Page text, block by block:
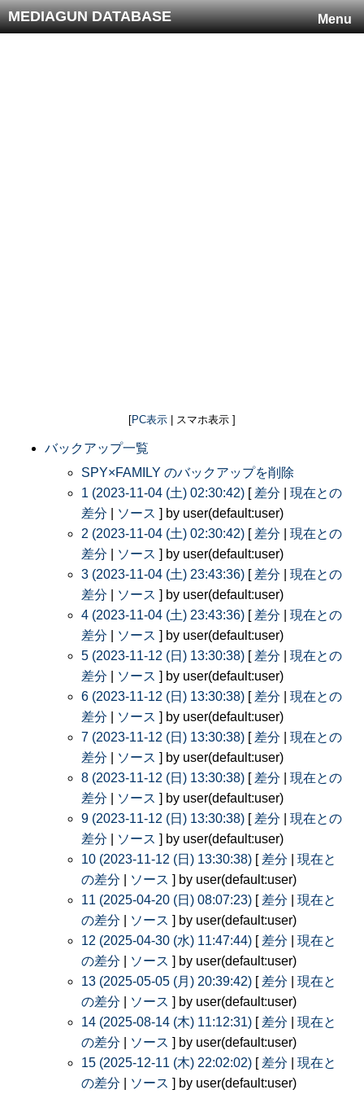
Menu
MEDIAGUN DATABASE
[PC表示 | スマホ表示 ]
バックアップ一覧
SPY×FAMILY のバックアップを削除
1 (2023-11-04 (土) 02:30:42) [ 差分
現在との
差分
ソース ] by user(default:user)
2 (2023-11-04 (土) 02:30:42) [ 差分
現在との
差分
ソース ] by user(default:user)
3 (2023-11-04 (土) 23:43:36) [ 差分
現在との
差分
ソース ] by user(default:user)
4 (2023-11-04 (土) 23:43:36) [ 差分
現在との
差分
ソース ] by user(default:user)
5 (2023-11-12 (日) 13:30:38) [ 差分
現在との
差分
ソース ] by user(default:user)
6 (2023-11-12 (日) 13:30:38) [ 差分
現在との
差分
ソース ] by user(default:user)
7 (2023-11-12 (日) 13:30:38) [ 差分
現在との
差分
ソース ] by user(default:user)
8 (2023-11-12 (日) 13:30:38) [ 差分
現在との
差分
ソース ] by user(default:user)
9 (2023-11-12 (日) 13:30:38) [ 差分
現在との
差分
ソース ] by user(default:user)
10 (2023-11-12 (日) 13:30:38) [ 差分
現在と
の差分
ソース ] by user(default:user)
11 (2025-04-20 (日) 08:07:23) [ 差分
現在と
の差分
ソース ] by user(default:user)
12 (2025-04-30 (水) 11:47:44) [ 差分
現在と
の差分
ソース ] by user(default:user)
13 (2025-05-05 (月) 20:39:42) [ 差分
現在と
の差分
ソース ] by user(default:user)
14 (2025-08-14 (木) 11:12:31) [ 差分
現在と
の差分
ソース ] by user(default:user)
15 (2025-12-11 (木) 22:02:02) [ 差分
現在と
の差分
ソース ] by user(default:user)